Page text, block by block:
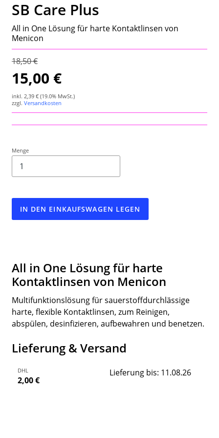
Wetterstation
Hygrometer
Über uns
Kontakt
SB Care Plus
All in One Lösung für harte Kontaktlinsen von
Menicon
18,50 €
15,00 €
inkl. 2,39 € (19.0% MwSt.)
zzgl. Versandkosten
Menge
IN DEN EINKAUFSWAGEN LEGEN
All in One Lösung für harte
Kontaktlinsen von Menicon
Multifunktionslösung für sauerstoffdurchlässige
harte, flexible Kontaktlinsen, zum Reinigen,
abspülen, desinfizieren, aufbewahren und benetzen.
Lieferung & Versand
DHL
2,00 €
Lieferung bis: 11.08.26